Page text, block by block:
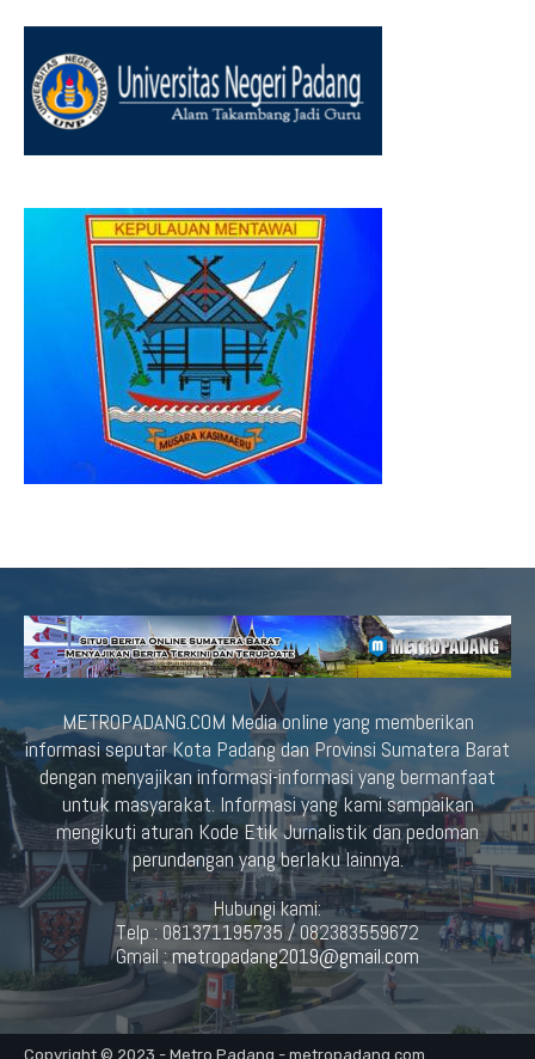
METROPADANG.COM Media online yang memberikan
informasi seputar Kota Padang dan Provinsi Sumatera Barat
dengan menyajikan informasi-informasi yang bermanfaat
untuk masyarakat. Informasi yang kami sampaikan
mengikuti aturan Kode Etik Jurnalistik dan pedoman
perundangan yang berlaku lainnya.
Hubungi kami:
Telp : 081371195735 / 082383559672
Gmail :metropadang2019@gmail.com
Copyright © 2023 - Metro Padang - metropadang.com